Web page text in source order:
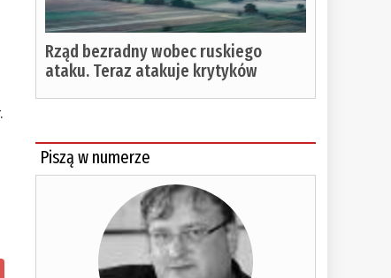
Rząd bezradny wobec ruskiego
ataku. Teraz atakuje krytyków
Piszą w numerze